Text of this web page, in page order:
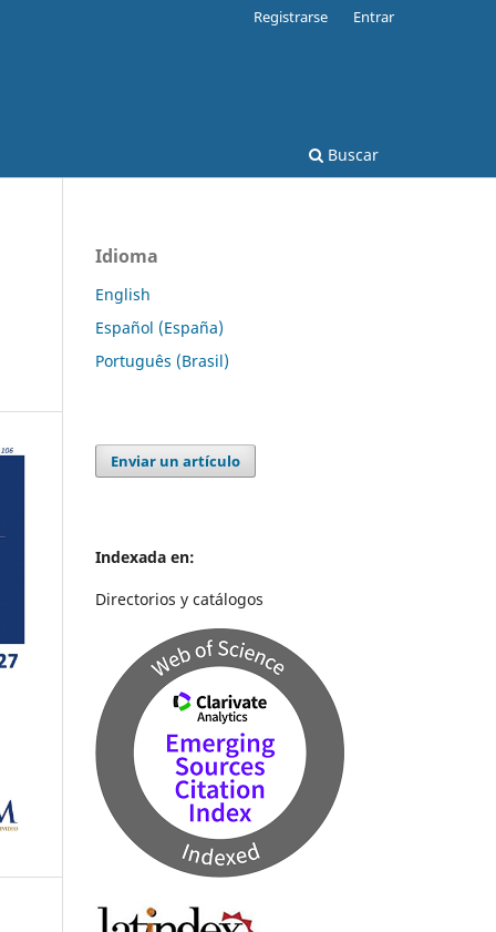
Buscar
Registrarse Entrar
Idioma
English
Español (España)
Português (Brasil)
Enviar un artículo
Indexada en:
Directorios y catálogos